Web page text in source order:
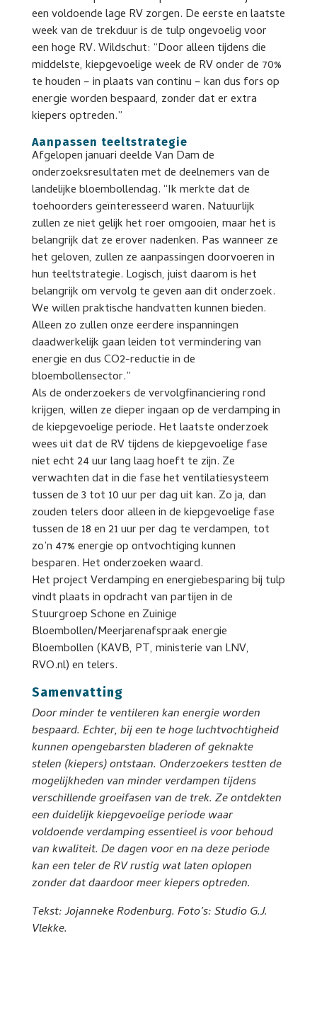
een voldoende lage RV zorgen. De eerste en laatste
week van de trekduur is de tulp ongevoelig voor
een hoge RV. Wildschut: “Door alleen tijdens die
middelste, kiepgevoelige week de RV onder de 70%
te houden – in plaats van continu – kan dus fors op
energie worden bespaard, zonder dat er extra
kiepers optreden.”
Aanpassen teeltstrategie
Afgelopen januari deelde Van Dam de
onderzoeksresultaten met de deelnemers van de
landelijke bloembollendag. “Ik merkte dat de
toehoorders geïnteresseerd waren. Natuurlijk
zullen ze niet gelijk het roer omgooien, maar het is
belangrijk dat ze erover nadenken. Pas wanneer ze
het geloven, zullen ze aanpassingen doorvoeren in
hun teeltstrategie. Logisch, juist daarom is het
belangrijk om vervolg te geven aan dit onderzoek.
We willen praktische handvatten kunnen bieden.
Alleen zo zullen onze eerdere inspanningen
daadwerkelijk gaan leiden tot vermindering van
energie en dus CO2-reductie in de
bloembollensector.”
Als de onderzoekers de vervolgfinanciering rond
krijgen, willen ze dieper ingaan op de verdamping in
de kiepgevoelige periode. Het laatste onderzoek
wees uit dat de RV tijdens de kiepgevoelige fase
niet echt 24 uur lang laag hoeft te zijn. Ze
verwachten dat in die fase het ventilatiesysteem
tussen de 3 tot 10 uur per dag uit kan. Zo ja, dan
zouden telers door alleen in de kiepgevoelige fase
tussen de 18 en 21 uur per dag te verdampen, tot
zo’n 47% energie op ontvochtiging kunnen
besparen. Het onderzoeken waard.
Het project Verdamping en energiebesparing bij tulp
vindt plaats in opdracht van partijen in de
Stuurgroep Schone en Zuinige
Bloembollen/Meerjarenafspraak energie
Bloembollen (KAVB, PT, ministerie van LNV,
RVO.nl) en telers.
Samenvatting
Door minder te ventileren kan energie worden
bespaard. Echter, bij een te hoge luchtvochtigheid
kunnen opengebarsten bladeren of geknakte
stelen (kiepers) ontstaan. Onderzoekers testten de
mogelijkheden van minder verdampen tijdens
verschillende groeifasen van de trek. Ze ontdekten
een duidelijk kiepgevoelige periode waar
voldoende verdamping essentieel is voor behoud
van kwaliteit. De dagen voor en na deze periode
kan een teler de RV rustig wat laten oplopen
zonder dat daardoor meer kiepers optreden.
Tekst: Jojanneke Rodenburg. Foto’s: Studio G.J.
Vlekke.